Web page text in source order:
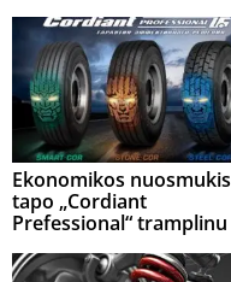
Ekonomikos nuosmukis
tapo „Cordiant
Prefessional“ tramplinu